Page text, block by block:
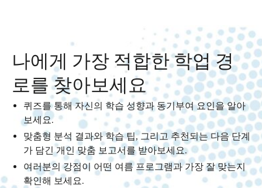
나에게 가장 적합한 학업 경
로를 찾아보세요
퀴즈를 통해 자신의 학습 성향과 동기부여 요인을 알아
보세요.
맞춤형 분석 결과와 학습 팁, 그리고 추천되는 다음 단계
가 담긴 개인 맞춤 보고서를 받아보세요.
여러분의 강점이 어떤 여름 프로그램과 가장 잘 맞는지
확인해 보세요.